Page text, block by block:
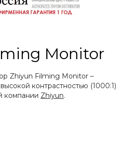
Monitor
Zhiyun Filming Monitor –
контрастностью (1000:1)
компании Zhiyun.